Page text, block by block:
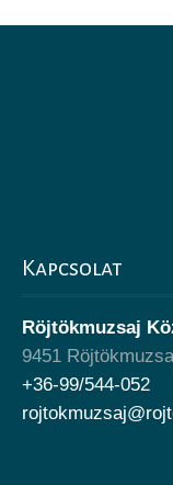
Kapcsolat
Röjtökmuzsaj
9451
+36-99/544-052